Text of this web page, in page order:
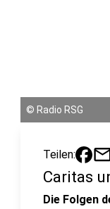
© Radio RSG
Teilen:
Caritas
Die Folgen